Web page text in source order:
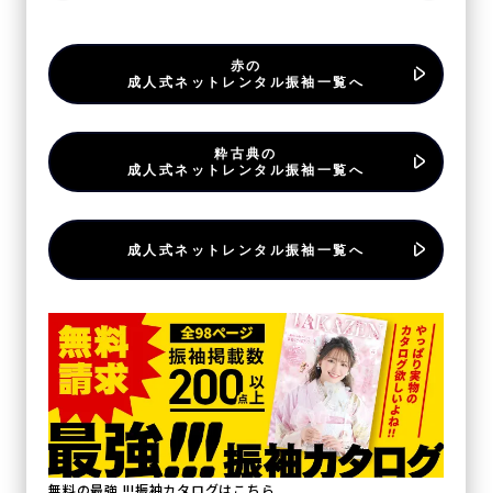
赤の
成人式ネットレンタル振袖一覧へ
粋古典の
成人式ネットレンタル振袖一覧へ
成人式ネットレンタル振袖一覧へ